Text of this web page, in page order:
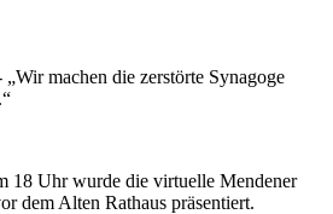
machen die zerstörte Synagoge
18 Uhr wurde die virtuelle Mendener
dem Alten Rathaus präsentiert.